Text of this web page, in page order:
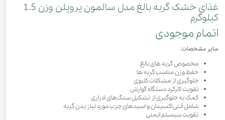
غذای خشک گربه بالغ مدل سالمون پروپلن وزن 1.5
کیلوگرم
اتمام موجودی
سایر مشخصات:
مخصوص گربه های بالغ
حفظ وزن مناسب گربه ها
جلوگیری از مشکلات کلیوی
تقویت کارکرد دستگاه گوارش
کمک به جلوگیری از تشکیل سنگ‌های ادراری
شامل آنتی اکسیدان و اسیدهای چرب مورد نیاز بدن گربه
تقویت سیستم ایمنی